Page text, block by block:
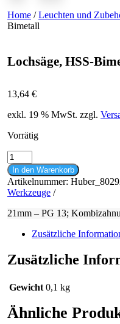
Home /Leuchten und
Bimetall
Lochsäge, HSS-
13,64 €
exkl. 19 % MwSt. zzgl.
Vorrätig
Lochsäge,
HSS-
Bimetall
Menge
In den Warenkorb
Artikelnummer:
Werkzeuge
21mm – PG 13;
Zusätzliche
Zusätzliche
Gewicht 0,1 kg
Ähnliche